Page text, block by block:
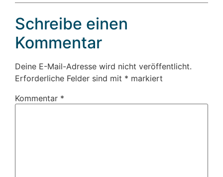
Schreibe einen
Kommentar
Deine E-Mail-Adresse wird nicht veröffentlicht.
Erforderliche Felder sind mit * markiert
Kommentar *